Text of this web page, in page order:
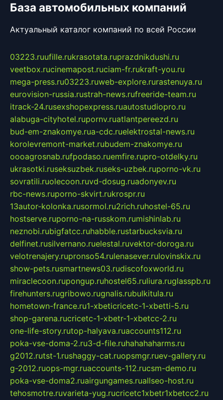
База автомобильных компаний
Актуальный каталог компаний по всей России
03223.ruufille.rukrasotata.ruprazdnikdushi.ru
veetbox.rucinemapost.ruciam-fr.rukraft-you.ru
mega-press.ru03223.ruweb-explore.rurastenuya.ru
eurovision-russia.rustrah-news.rufreeride-team.ru
itrack-24.rusexshopexpress.ruautostudiopro.ru
alabuga-cityhotel.rupornv.ruatlantpereezd.ru
bud-em-znakomye.rua-cdc.ruelektrostal-news.ru
korolevremont-market.rubudem-znakomye.ru
oooagrosnab.rufpodaso.ruemfire.rupro-otdelky.ru
ukrasotki.ruseksuzbek.ruseks-uzbek.ruporno-vk.ru
sovratili.ruolecoon.ruvd-dosug.ruadonyev.ru
rbc-news.ruporno-skvirt.rukrospr.ru
13autor-kolonka.rusormol.ru2rich.ruhostel-65.ru
hostserve.ruporno-na-russkom.rumishinlab.ru
neznobi.rubigfatcc.ruhabble.rustarbucksvia.ru
delfinet.rusilvernano.ruelestal.ruvektor-doroga.ru
velotrenajery.rupronso54.rulenasever.rulovinskix.ru
show-pets.rusmartnews03.rudiscofoxworld.ru
miraclecoon.rupongup.ruhostel65.ruliura.ruglasspb.ru
firehunters.rugribowo.rugnalis.rubulkitula.ru
hometown-france.ru1-xbeticricetc-1-xbetti-5.ru
shop-garena.rucricetc-1-xbetr-1-xbetcc-2.ru
one-life-story.rutop-halyava.ruaccounts112.ru
poka-vse-doma-2.ru3-d-file.ruhahahaharms.ru
g2012.rutst-1.rushaggy-cat.ruopsmgr.ruev-gallery.ru
g-2012.ruops-mgr.ruaccounts-112.rucsm-demo.ru
poka-vse-doma2.ruairgungames.ruallseo-host.ru
tehosmotre.ruvarieta-yug.rucricetc1xbetr1xbetcc2.ru